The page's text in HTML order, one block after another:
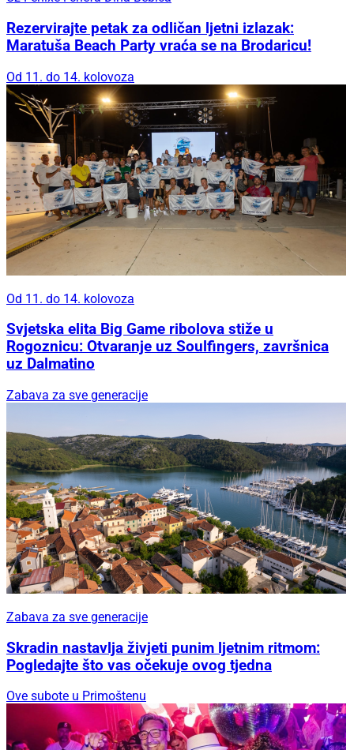
Rezervirajte petak za odličan ljetni izlazak:
Maratuša Beach Party vraća se na Brodaricu!
Od 11. do 14. kolovoza
Od 11. do 14. kolovoza
Svjetska elita Big Game ribolova stiže u
Rogoznicu: Otvaranje uz Soulfingers, završnica
uz Dalmatino
Zabava za sve generacije
Zabava za sve generacije
Skradin nastavlja živjeti punim ljetnim ritmom:
Pogledajte što vas očekuje ovog tjedna
Ove subote u Primoštenu